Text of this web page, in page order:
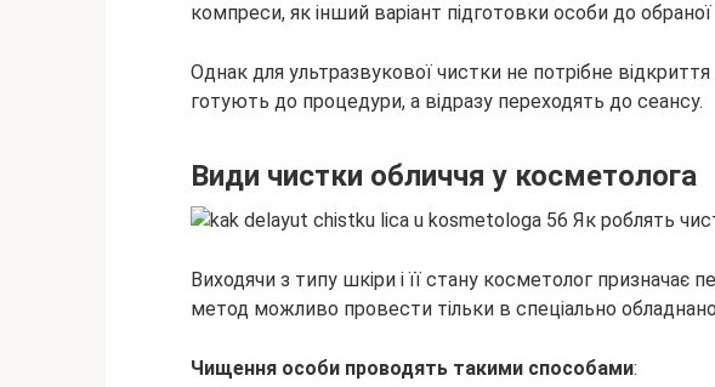
компреси, як інший варіант підготовки особи до
Однак для ультразвукової чистки не потрібне відкриття
готують до процедури, а відразу переходять до сеансу.
Види чистки обличчя у косметолога
Виходячи з типу шкіри і її стану косметолог
метод можливо провести тільки в спеціально
Чищення особи проводять такими способами: